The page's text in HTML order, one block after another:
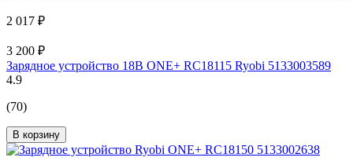
2 017 ₽
3 200 ₽
Зарядное устройство 18В ONE+ RC18115 Ryobi 5133003589
4.9
(70)
В корзину